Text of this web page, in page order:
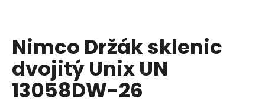
Nimco Držák sklenic
dvojitý Unix UN
13058DW-26
í
t
?